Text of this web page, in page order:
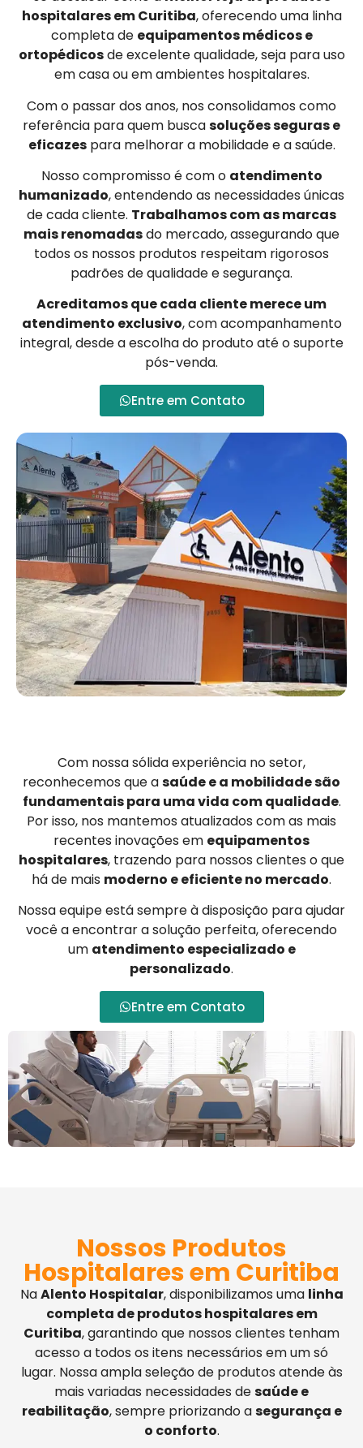
hospitalares em Curitiba, oferecendo uma linha
completa de equipamentos médicos e
ortopédicosde excelente qualidade, seja para uso
em casa ou em ambientes hospitalares.
Com o passar dos anos, nos consolidamos como
referência para quem buscasoluções seguras e
eficazespara melhorar a mobilidade e a saúde.
Nosso compromisso é com o atendimento
humanizado, entendendo as necessidades únicas
de cada cliente. Trabalhamos com as marcas
mais renomadasdo mercado, assegurando que
todos os nossos produtos respeitam rigorosos
padrões de qualidade e segurança.
Acreditamos que cada cliente merece um
atendimento exclusivo, com acompanhamento
integral, desde a escolha do produto até o suporte
pós-venda.
Entre em Contato
Com nossa sólida experiência no setor,
reconhecemos que asaúde e a mobilidade são
fundamentais para uma vida com qualidade.
Por isso, nos mantemos atualizados com as mais
recentes inovações em equipamentos
hospitalares, trazendo para nossos clientes o que
há de mais moderno e eficiente no mercado.
Nossa equipe está sempre à disposição para ajudar
você a encontrar a solução perfeita, oferecendo
um atendimento especializado e
personalizado.
Entre em Contato
Nossos Produtos
Hospitalares em Curitiba
NaAlento Hospitalar, disponibilizamos uma linha
completa de produtos hospitalares em
Curitiba, garantindo que nossos clientes tenham
acesso a todos os itens necessários em um só
lugar. Nossa ampla seleção de produtos atende às
mais variadas necessidades desaúde e
reabilitação, sempre priorizando asegurança e
o conforto.